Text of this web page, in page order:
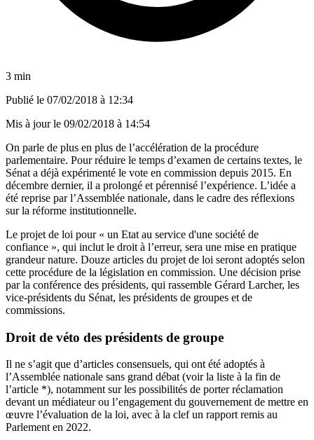
3 min
Publié le 07/02/2018 à 12:34
Mis à jour le 09/02/2018 à 14:54
On parle de plus en plus de l’accélération de la procédure
parlementaire. Pour réduire le temps d’examen de certains textes, le
Sénat a déjà expérimenté le vote en commission depuis 2015. En
décembre dernier, il a prolongé et pérennisé l’expérience. L’idée a
été reprise par l’Assemblée nationale, dans le cadre des réflexions
sur la réforme institutionnelle.
Le projet de loi pour « un Etat au service d'une société de
confiance », qui inclut le droit à l’erreur, sera une mise en pratique
grandeur nature. Douze articles du projet de loi seront adoptés selon
cette procédure de la législation en commission. Une décision prise
par la conférence des présidents, qui rassemble Gérard Larcher, les
vice-présidents du Sénat, les présidents de groupes et de
commissions.
Droit de véto des présidents de groupe
Il ne s’agit que d’articles consensuels, qui ont été adoptés à
l’Assemblée nationale sans grand débat (voir la liste à la fin de
l’article *), notamment sur les possibilités de porter réclamation
devant un médiateur ou l’engagement du gouvernement de mettre en
œuvre l’évaluation de la loi, avec à la clef un rapport remis au
Parlement en 2022.